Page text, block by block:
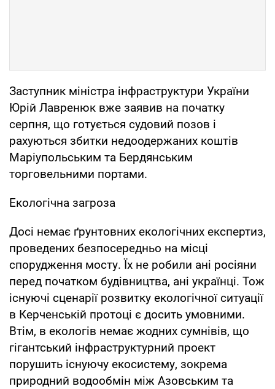
Заступник міністра інфраструктури України
Юрій Лавренюк вже заявив на початку
серпня, що готується судовий позов і
рахуються збитки недоодержаних коштів
Маріупольським та Бердянським
торговельними портами.
Екологічна загроза
Досі немає ґрунтовних екологічних експертиз,
проведених безпосередньо на місці
спорудження мосту. Їх не робили ані росіяни
перед початком будівництва, ані українці. Тож
існуючі сценарії розвитку екологічної ситуації
в Керченській протоці є досить умовними.
Втім, в екологів немає жодних сумнівів, що
гігантський інфраструктурний проект
порушить існуючу екосистему, зокрема
природний водообмін між Азовським та